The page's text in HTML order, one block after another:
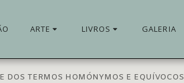
ARTE LIVROS GALERIA
TERMOS HOMÓNYMOS E